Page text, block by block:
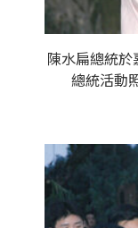
陳水扁總統
總統活動